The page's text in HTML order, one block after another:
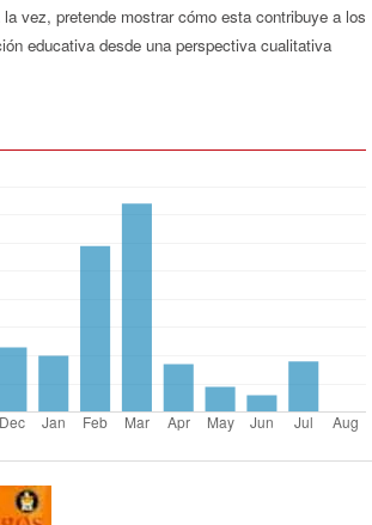
vez, pretende mostrar cómo esta contribuye a los
educativa desde una perspectiva cualitativa